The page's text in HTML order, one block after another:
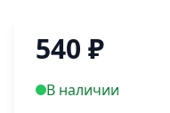
540 ₽
В наличии